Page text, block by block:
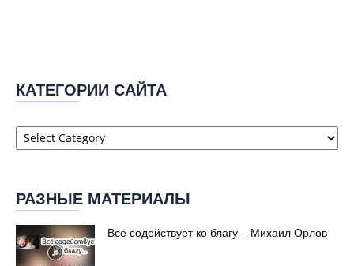
КАТЕГОРИИ САЙТА
Категории
сайта
РАЗНЫЕ МАТЕРИАЛЫ
Всё содействует ко благу – Михаил Орлов